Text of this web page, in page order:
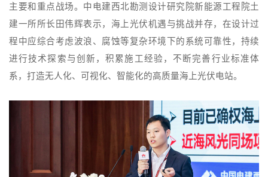
主要和重点战场。中电建西北勘测设计研究院新能源工程院土
建一所所长田伟辉表示，海上光伏机遇与挑战并存，在设计过
程中应综合考虑波浪、腐蚀等复杂环境下的系统可靠性，持续
进行技术探索与创新，积累施工经验，不断完善行业标准体
系，打造无人化、可视化、智能化的高质量海上光伏电站。